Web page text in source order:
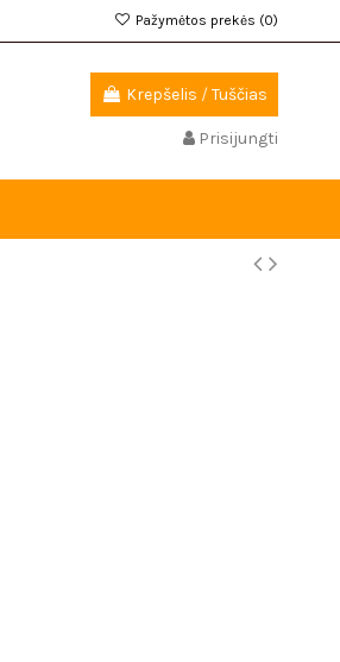
Pažymėtos prekės (0)
Krepšelis /Tuščias
Prisijungti